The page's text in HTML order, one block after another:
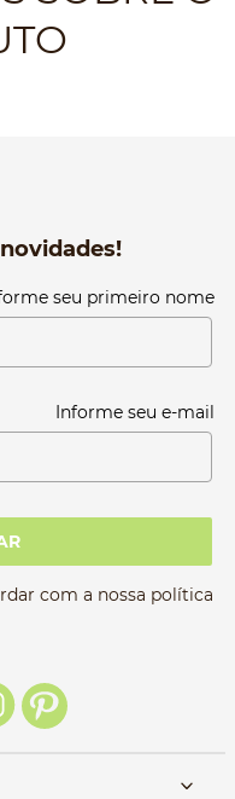
seu primeiro nome
Informe seu e-mail
com a nossa política